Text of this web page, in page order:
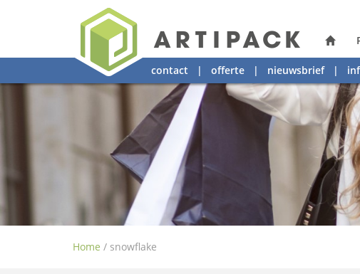
contact | offerte | nieuwsbrief|
Home / snowflake